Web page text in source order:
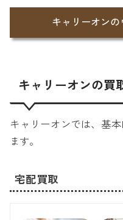
キャリーオン
キャリーオンの買
キャリーオンでは、基
ます。
宅配買取